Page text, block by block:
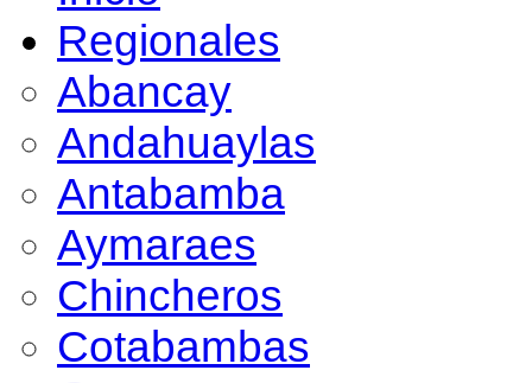
Regionales
Abancay
Andahuaylas
Antabamba
Aymaraes
Chincheros
Cotabambas